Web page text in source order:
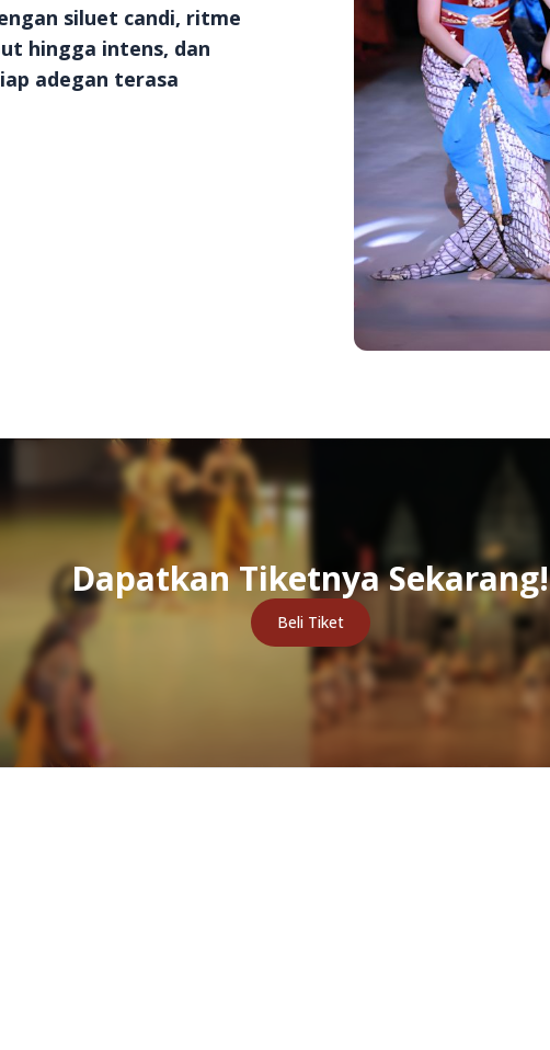
siluet candi, ritme
hingga intens, dan
adegan terasa
Dapatkan Tiketnya Sekarang!
Beli Tiket